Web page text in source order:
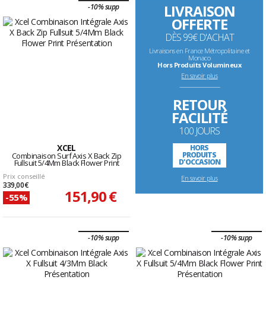
-10% supp
XCEL
Combinaison Surf Axis X Back Zip
Fullsuit 5/4Mm Black Flower Print
Prix conseillé
339,00 €
-55% 151,90 €
LIVRAISON
OFFERTE
DÈS 99€ D'ACHAT
Livraisons en France Métropolitaine et
Monaco
Hors Produits Volumineux
En savoir plus
--------------------------------------------------------------------
RETOUR
FACILITÉ
100 JOURS
HORS
PRODUITS
D'OCCASION
En savoir plus
-10% supp -10% supp